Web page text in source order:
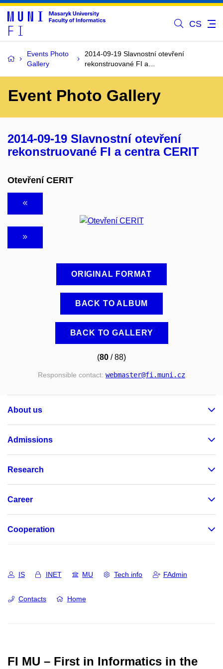
CS
Events Photo
Gallery
2014-09-19 Slavnostní otevření
rekonstruované FI a…
Event Photo Gallery
2014-09-19 Slavnostní otevření
rekonstruované FI a centra CERIT
Otevření CERIT
ORIGINAL FORMAT
BACK TO ALBUM
BACK TO GALLERY
(80 / 88)
Responsible contact: webmaster@fi.muni.cz
About us
Admissions
Research
Career
Cooperation
IS INET MU Tech info FAdmin
Contacts Home
FI MU – First in Informatics in the